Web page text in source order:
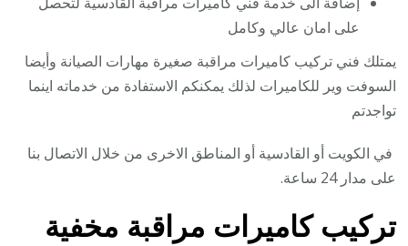
على امان عالي وكامل
يمتلك فني تركيب كاميرات مراقبة صغيرة مهارات الصيانة وأيضا
السوفت وير للكاميرات لذلك يمكنكم الاستفادة من خدماته اينما
تواجدتم
في الكويت أو القادسية أو المناطق الاخرى من خلال الاتصال بنا
على مدار 24 ساعة.
تركيب كاميرات مراقبة مخفية